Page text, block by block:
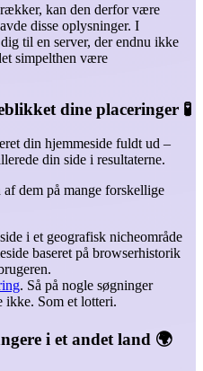
kan den derfor være
disse oplysninger. I
til en server, der endnu ikke
simpelthen være
dine placeringer 🧪
din hjemmeside fuldt ud –
din side i resultaterne.
dem på mange forskellige
i et geografisk nicheområde
baseret på browserhistorik
. Så på nogle søgninger
ikke. Som et lotteri.
i et andet land 🌍️